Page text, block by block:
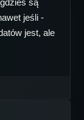
są
jeśli -
jest, ale